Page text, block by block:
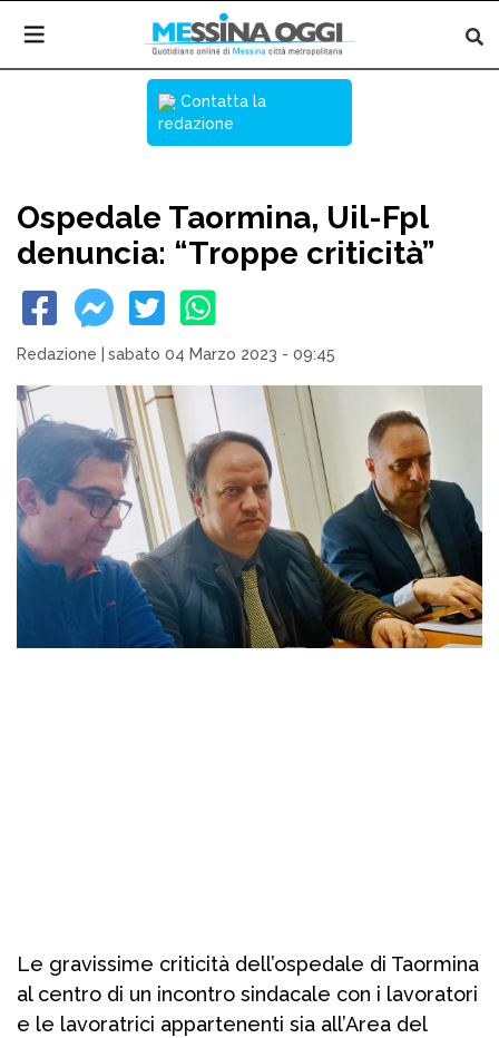
Contatta la
redazione
Ospedale Taormina, Uil-Fpl
denuncia: “Troppe criticità”
Redazione sabato 04 Marzo 2023 - 09:45
Le gravissime criticità dell’ospedale di Taormina
al centro di un incontro sindacale con i lavoratori
e le lavoratrici appartenenti sia all’Area del